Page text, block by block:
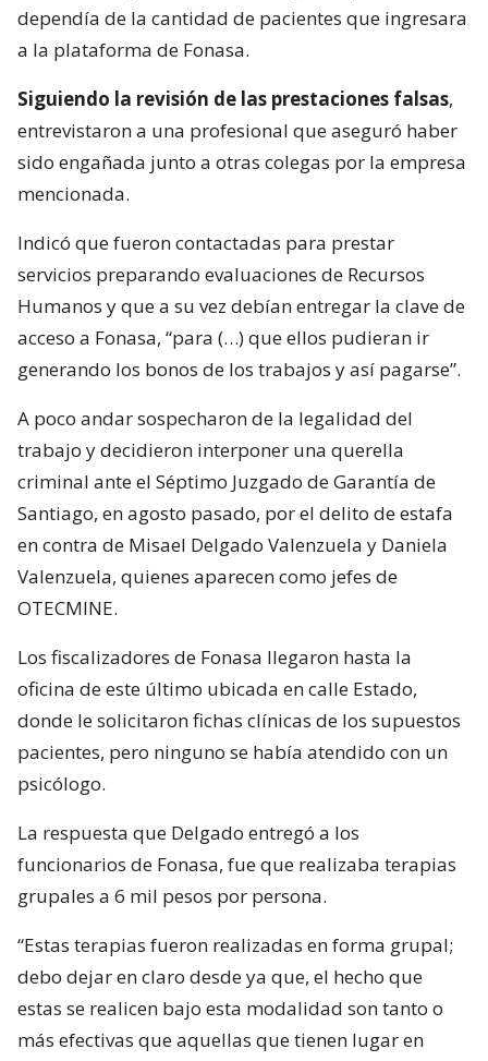
dependía de la cantidad de pacientes que ingresara
a la plataforma de Fonasa.
Siguiendo la revisión de las prestaciones falsas,
entrevistaron a una profesional que aseguró haber
sido engañada junto a otras colegas por la empresa
mencionada.
Indicó que fueron contactadas para prestar
servicios preparando evaluaciones de Recursos
Humanos y que a su vez debían entregar la clave de
acceso a Fonasa, “para (…) que ellos pudieran ir
generando los bonos de los trabajos y así pagarse”.
A poco andar sospecharon de la legalidad del
trabajo y decidieron interponer una querella
criminal ante el Séptimo Juzgado de Garantía de
Santiago, en agosto pasado, por el delito de estafa
en contra de Misael Delgado Valenzuela y Daniela
Valenzuela, quienes aparecen como jefes de
OTECMINE.
Los fiscalizadores de Fonasa llegaron hasta la
oficina de este último ubicada en calle Estado,
donde le solicitaron fichas clínicas de los supuestos
pacientes, pero ninguno se había atendido con un
psicólogo.
La respuesta que Delgado entregó a los
funcionarios de Fonasa, fue que realizaba terapias
grupales a 6 mil pesos por persona.
“Estas terapias fueron realizadas en forma grupal;
debo dejar en claro desde ya que, el hecho que
estas se realicen bajo esta modalidad son tanto o
más efectivas que aquellas que tienen lugar en